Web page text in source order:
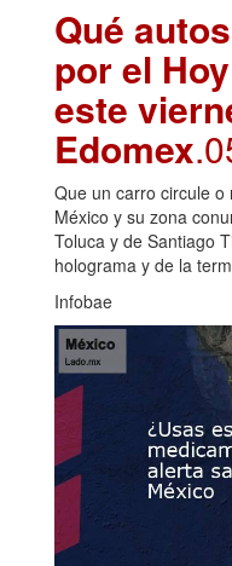
Qué
por el
este
Edomex
Que un carro circule
México y su zona
Toluca y de Santiago
holograma y de la
Infobae